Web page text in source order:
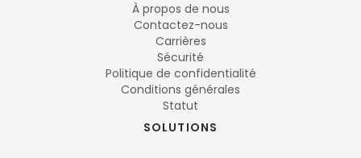
À propos de nous
Contactez-nous
Carrières
Sécurité
Politique de confidentialité
Conditions générales
Statut
SOLUTIONS